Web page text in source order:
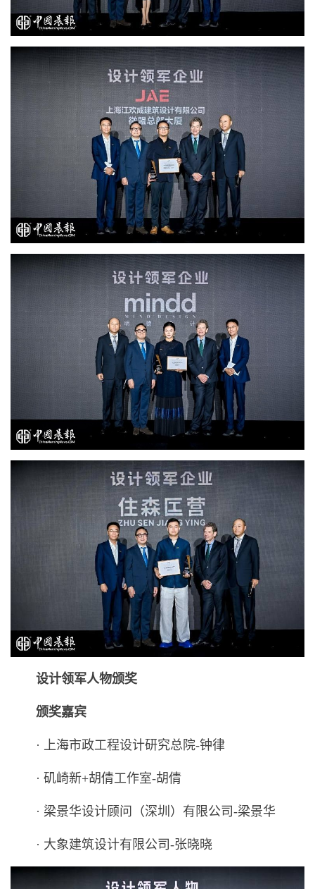
设计领军人物颁奖
颁奖嘉宾
· 上海市政工程设计研究总院-钟律
· 矶崎新+胡倩工作室-胡倩
· 梁景华设计顾问（深圳）有限公司-梁景华
· 大象建筑设计有限公司-张晓晓